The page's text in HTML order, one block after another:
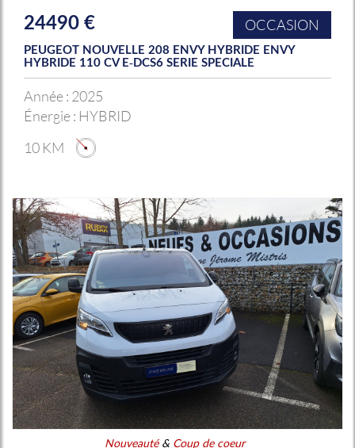
24490 € OCCASION
PEUGEOT NOUVELLE 208 ENVY HYBRIDE ENVY
HYBRIDE 110 CV E-DCS6 SERIE SPECIALE
Année : 2025
Énergie : HYBRID
10 KM
Nouveauté& Coup de coeur